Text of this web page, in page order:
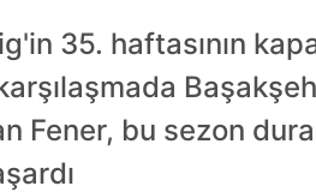
35. haftasının
Fener, bu sezon